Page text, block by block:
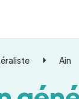
Ain